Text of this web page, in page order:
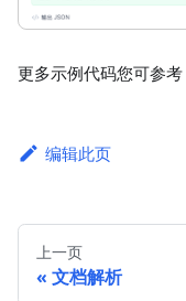
更多示例代码您可参考
编辑此页
上一页
文档解析